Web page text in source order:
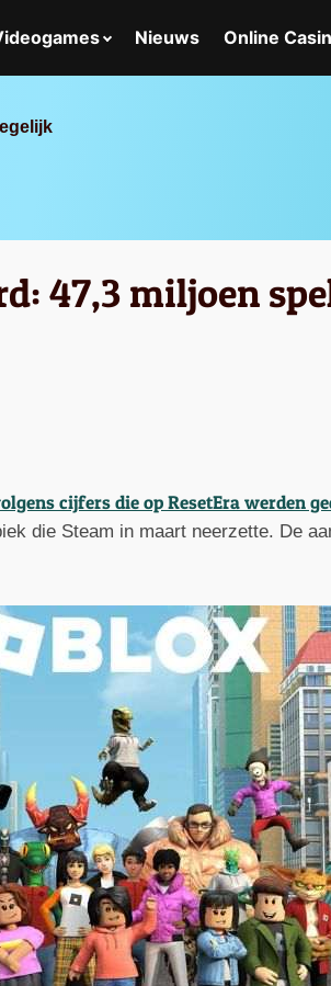
Nieuws Online
47,3 miljoen
cijfers die op ResetEra werden
die Steam in maart neerzette. De